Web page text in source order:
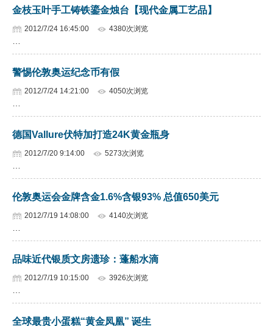
金枝玉叶手工铸铁鎏金烛台【现代金属工艺品】
2012/7/24 16:45:00 4380次浏览
警惕伦敦奥运纪念币有假
2012/7/24 14:21:00 4050次浏览
德国Vallure伏特加打造24K黄金瓶身
2012/7/20 9:14:00 5273次浏览
伦敦奥运会金牌含金1.6%含银93% 总值650美元
2012/7/19 14:08:00 4140次浏览
品味近代银质文房遗珍：蓬船水滴
2012/7/19 10:15:00 3926次浏览
全球最贵小蛋糕“黄金凤凰” 诞生